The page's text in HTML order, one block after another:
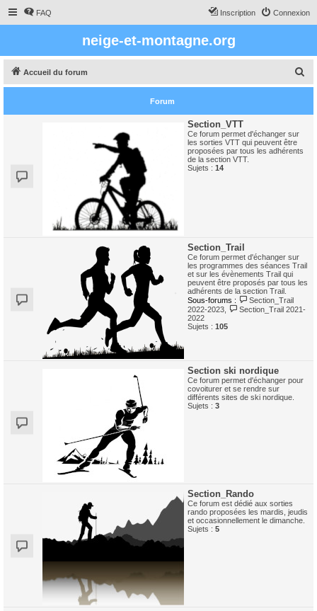
FAQ Connexion
Inscription
neige-et-montagne.org
Accueil du forum
e
Forum
Section_VTT
Ce forum permet d'échanger sur
les sorties VTT qui peuvent être
proposées par tous les adhérents
de la section VTT.
Sujets : 14
Section_Trail
Ce forum permet d'échanger sur
les programmes des séances Trail
et sur les évènements Trail qui
peuvent être proposés par tous les
adhérents de la section Trail.
Sous-forums :
Section_Trail
2022-2023
Section_Trail 2021-
2022
Sujets : 105
Section ski nordique
Ce forum permet d'échanger pour
covoiturer et se rendre sur
différents sites de ski nordique.
Sujets : 3
Section_Rando
Ce forum est dédié aux sorties
rando proposées les mardis, jeudis
et occasionnellement le dimanche.
Sujets : 5